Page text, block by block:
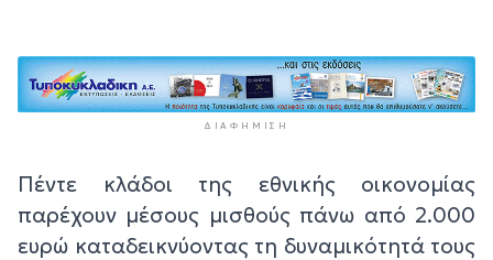
ΔΙΑΦΉΜΙΣΗ
Πέντε κλάδοι της εθνικής οικονομίας
παρέχουν μέσους μισθούς πάνω από 2.000
ευρώ καταδεικνύοντας τη δυναμικότητά τους